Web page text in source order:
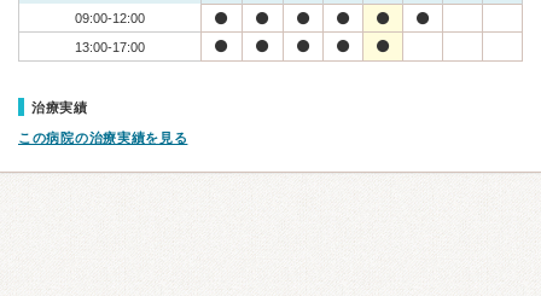
09:00-12:00
13:00-17:00
治療実績
この病院の治療実績を見る